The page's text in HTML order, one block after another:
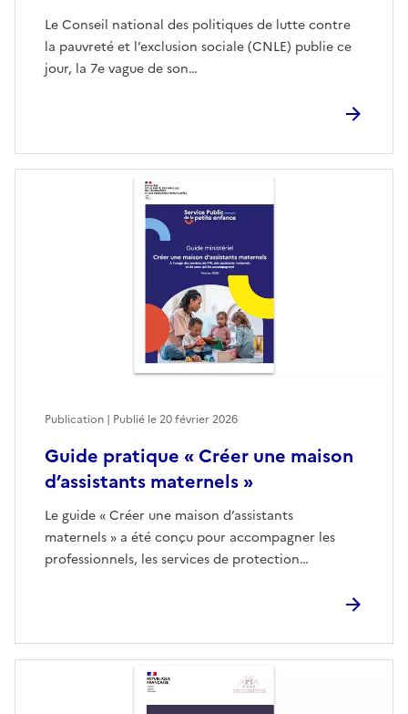
Le Conseil national des politiques de lutte contre
la pauvreté et l’exclusion sociale (CNLE) publie ce
jour, la 7e vague de son…
Guide pratique « Créer une maison
d’assistants maternels »
Le guide « Créer une maison d’assistants
maternels » a été conçu pour accompagner les
professionnels, les services de protection…
Publication | Publié le20 février 2026